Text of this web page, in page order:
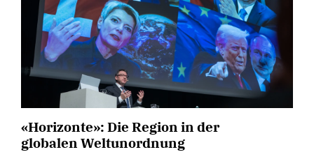
«Horizonte»: Die Region in der
globalen Weltunordnung